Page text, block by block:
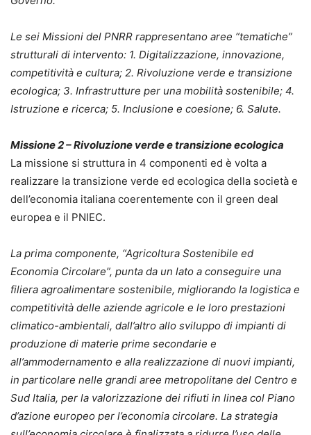
Le sei Missioni del PNRR rappresentano aree “tematiche”
strutturali di intervento: 1. Digitalizzazione, innovazione,
competitività e cultura; 2. Rivoluzione verde e transizione
ecologica; 3. Infrastrutture per una mobilità sostenibile; 4.
Istruzione e ricerca; 5. Inclusione e coesione; 6. Salute.
Missione 2 – Rivoluzione verde e transizione ecologica
La missione si struttura in 4 componenti ed è volta a
realizzare la transizione verde ed ecologica della società e
dell’economia italiana coerentemente con il green deal
europea e il PNIEC.
La prima componente, “Agricoltura Sostenibile ed
Economia Circolare”, punta da un lato a conseguire una
filiera agroalimentare sostenibile, migliorando la logistica e
competitività delle aziende agricole e le loro prestazioni
climatico-ambientali, dall’altro allo sviluppo di impianti di
produzione di materie prime secondarie e
all’ammodernamento e alla realizzazione di nuovi impianti,
in particolare nelle grandi aree metropolitane del Centro e
Sud Italia, per la valorizzazione dei rifiuti in linea col Piano
d’azione europeo per l’economia circolare. La strategia